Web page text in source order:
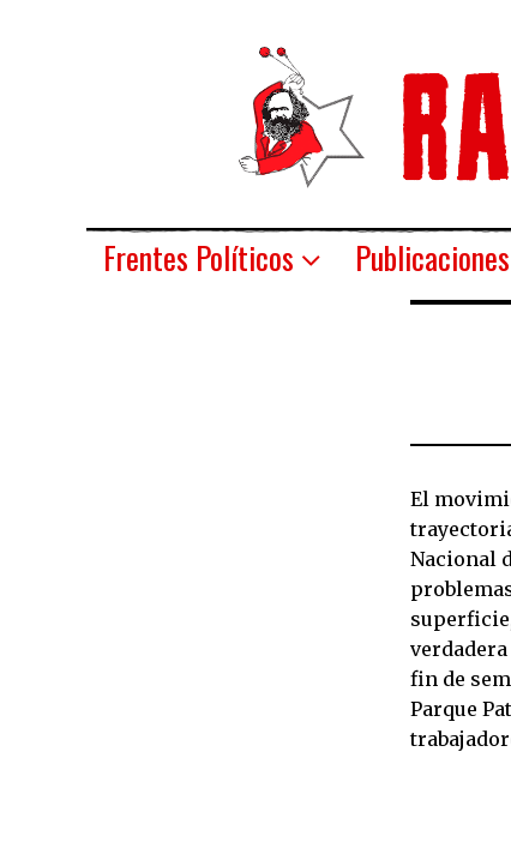
Frentes Políticos Publicaciones
El
Nacional
fin de
Parque